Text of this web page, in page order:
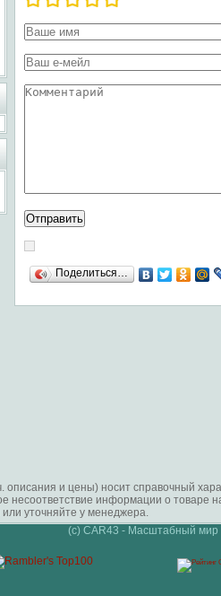
Поделиться…
описания и цены) носит справочный
несоответствие информации о
уточняйте у менеджера.
(c) CAR43 - Масштабный мир